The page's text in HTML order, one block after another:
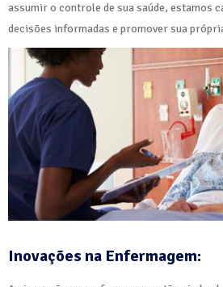
assumir o controle de sua saúde, estamos
decisões informadas e promover sua
Inovações na Enfermagem: